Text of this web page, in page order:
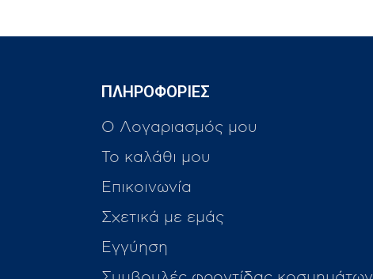
ΠΛΗΡΟΦΟΡΙΕΣ
Ο Λογαριασμός μου
Το καλάθι μου
Επικοινωνία
Σχετικά με εμάς
Εγγύηση